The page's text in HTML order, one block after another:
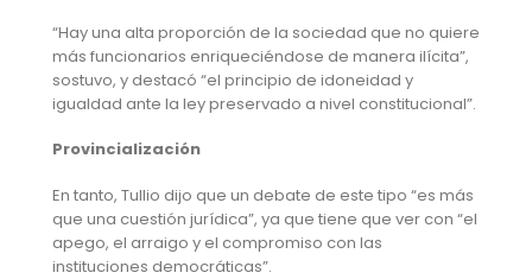
“Hay una alta proporción de la sociedad que no quiere
más funcionarios enriqueciéndose de manera ilícita”,
sostuvo, y destacó “el principio de idoneidad y
igualdad ante la ley preservado a nivel constitucional”.
Provincialización
En tanto, Tullio dijo que un debate de este tipo “es más
que una cuestión jurídica”, ya que tiene que ver con “el
apego, el arraigo y el compromiso con las
instituciones democráticas”.